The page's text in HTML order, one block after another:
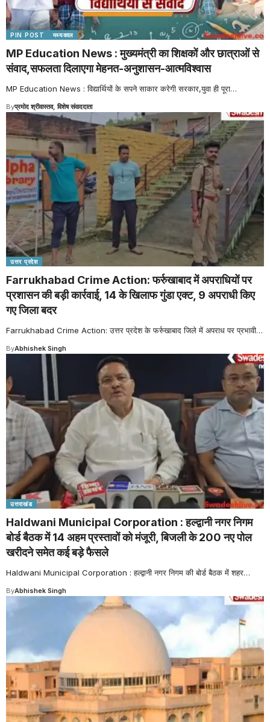
PIN POST मध्यकाल
MP Education News : मुख्यमंत्री का शिक्षकों और छात्राओं से
संवाद,सफलता दिलाएगा मेहनत-अनुशासन-आत्मविश्वास
MP Education News : विद्यार्थियों के सपने साकार करेगी सरकार,युवा ही पूरा…
Byप्रमोद श्रीवास्तव, विशेष संवाददाता
उत्तर प्रदेश
Farrukhabad Crime Action: फर्रुखाबाद में अपराधियों पर
प्रशासन की बड़ी कार्रवाई, 14 के खिलाफ गुंडा एक्ट, 9 अपराधी किए
गए जिला बदर
Farrukhabad Crime Action: उत्तर प्रदेश के फर्रुखाबाद जिले में अपराध पर प्रभावी…
ByAbhishek Singh
उत्तराखंड
Haldwani Municipal Corporation : हल्द्वानी नगर निगम
बोर्ड बैठक में 14 अहम प्रस्तावों को मंजूरी, बिजली के 200 नए पोल
खरीदने समेत कई बड़े फैसले
Haldwani Municipal Corporation : हल्द्वानी नगर निगम की बोर्ड बैठक में शहर…
ByAbhishek Singh